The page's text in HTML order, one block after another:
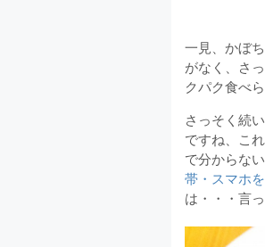
一見、かぼ
がなく、さ
クパク食べ
さっそく続
ですね、こ
で分からな
帯・スマホ
は・・・言